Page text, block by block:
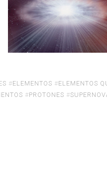
#ELEMENTOS #ELEMENTOS
#PROTONES #